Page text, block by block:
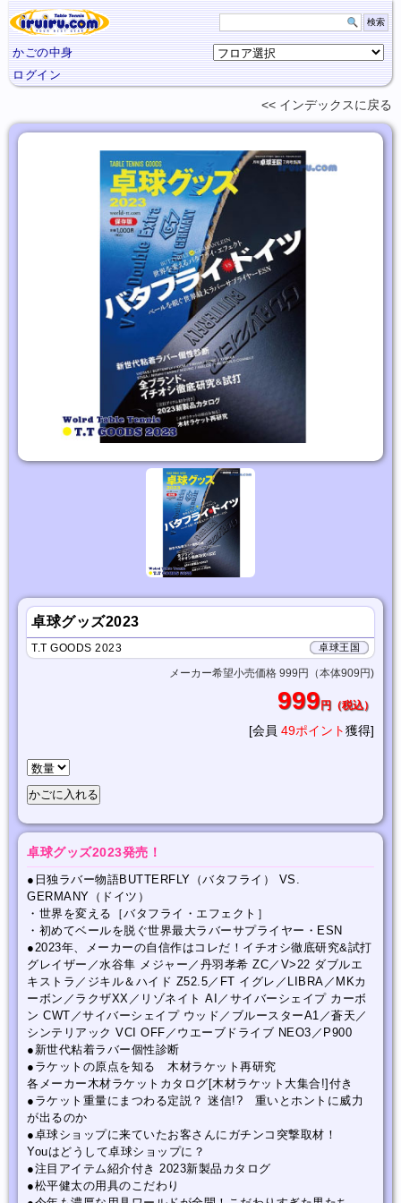
かごの中身
ログイン
インデックスに 戻る
卓球グッズ2023
卓球王国
T.T GOODS 2023
メーカー希望小売価格 999円（本体909円)
999円（税込）
[会員 49ポイント獲得]
卓球グッズ2023発売！
●日独ラバー物語BUTTERFLY（バタフライ） VS.
GERMANY（ドイツ）
・世界を変える［バタフライ・エフェクト］
・初めてベールを脱ぐ世界最大ラバーサプライヤー・ESN
●2023年、メーカーの自信作はコレだ！イチオシ徹底研究&試打
グレイザー／水谷隼 メジャー／丹羽孝希 ZC／V>22 ダブルエ
キストラ／ジキル＆ハイド Z52.5／FT イグレ／LIBRA／MKカ
ーボン／ラクザXX／リゾネイト AI／サイバーシェイプ カーボ
ン CWT／サイバーシェイプ ウッド／ブルースターA1／蒼天／
シンテリアック VCI OFF／ウエーブドライブ NEO3／P900
●新世代粘着ラバー個性診断
●ラケットの原点を知る 木材ラケット再研究
各メーカー木材ラケットカタログ[木材ラケット大集合!]付き
●ラケット重量にまつわる定説？ 迷信!? 重いとホントに威力
が出るのか
●卓球ショップに来ていたお客さんにガチンコ突撃取材！
Youはどうして卓球ショップに？
●注目アイテム紹介付き 2023新製品カタログ
●松平健太の用具のこだわり